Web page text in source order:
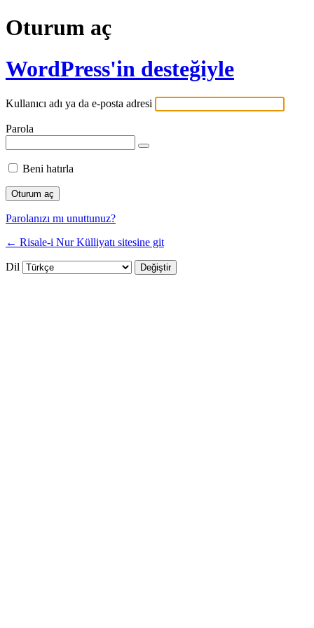
Oturum aç
WordPress'in desteğiyle
Kullanıcı adı ya da e-posta adresi
Parola
Beni hatırla
Parolanızı mı unuttunuz?
← Risale-i Nur Külliyatı sitesine git
Dil